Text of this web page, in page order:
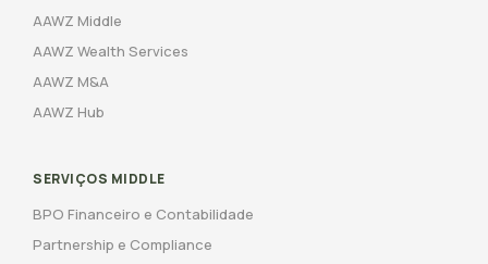
AAWZ Middle
AAWZ Wealth Services
AAWZ M&A
AAWZ Hub
SERVIÇOS MIDDLE
BPO Financeiro e Contabilidade
Partnership e Compliance